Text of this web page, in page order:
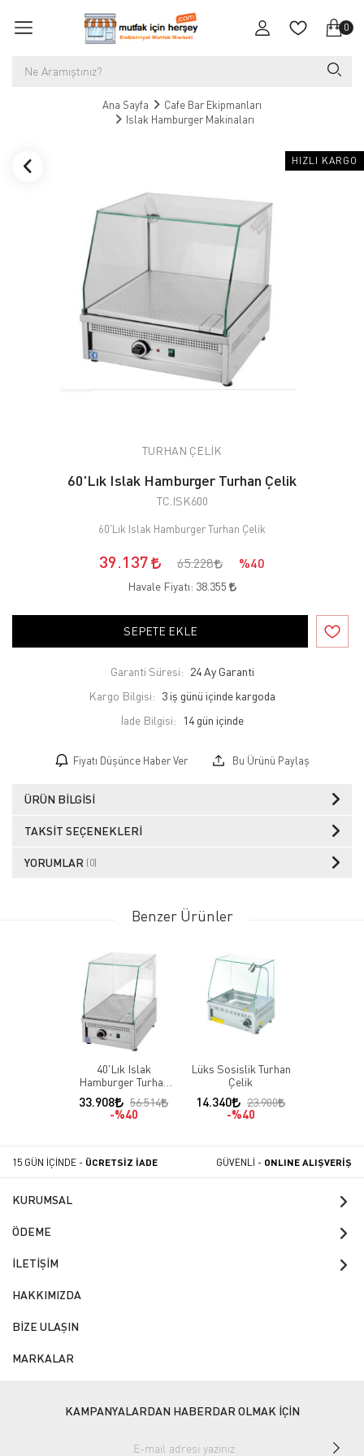
0
Ana Sayfa
Cafe Bar Ekipmanları
Islak Hamburger Makinaları
HIZLI KARGO
TURHAN ÇELİK
60'Lık Islak Hamburger Turhan Çelik
TC.ISK600
60'Lık Islak Hamburger Turhan Çelik
39.137 65.228 %40
Havale Fiyatı: 38.355
SEPETE EKLE
Garanti Süresi: 24 Ay Garanti
Kargo Bilgisi: 3 iş günü içinde kargoda
İade Bilgisi:
Fiyatı Düşünce Haber Ver Bu Ürünü Paylaş
ÜRÜN BILGISI
TAKSIT SEÇENEKLERI
YORUMLAR (0)
Benzer Ürünler
40'Lık Islak
Hamburger Turhan
Çelik
33.908
56.514
%40
Lüks Sosislik Turhan
Çelik
14.340
23.900
%40
15 GÜN İÇİNDE - ÜCRETSİZ İADE GÜVENLİ - ONLINE ALIŞVERİŞ
KURUMSAL
ÖDEME
İLETİŞİM
HAKKIMIZDA
BİZE ULAŞIN
MARKALAR
KAMPANYALARDAN HABERDAR OLMAK İÇİN